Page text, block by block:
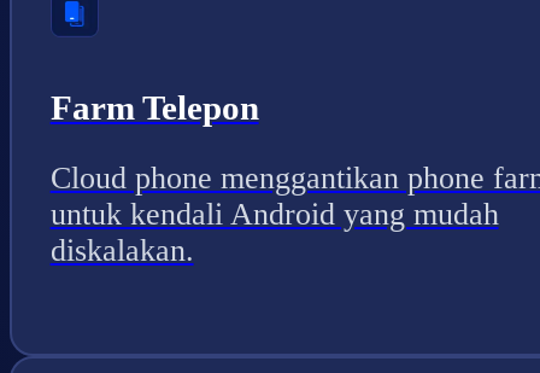
Farm Telepon
Cloud phone menggantikan phone
untuk kendali Android yang mudah
diskalakan.